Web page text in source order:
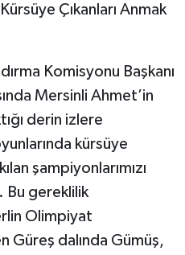
Çıkanları Anmak
Komisyonu Başkanı
Mersinli Ahmet’in
derin izlere
kürsüye
şampiyonlarımızı
Bu gereklilik
Olimpiyat
Güreş dalında Gümüş,